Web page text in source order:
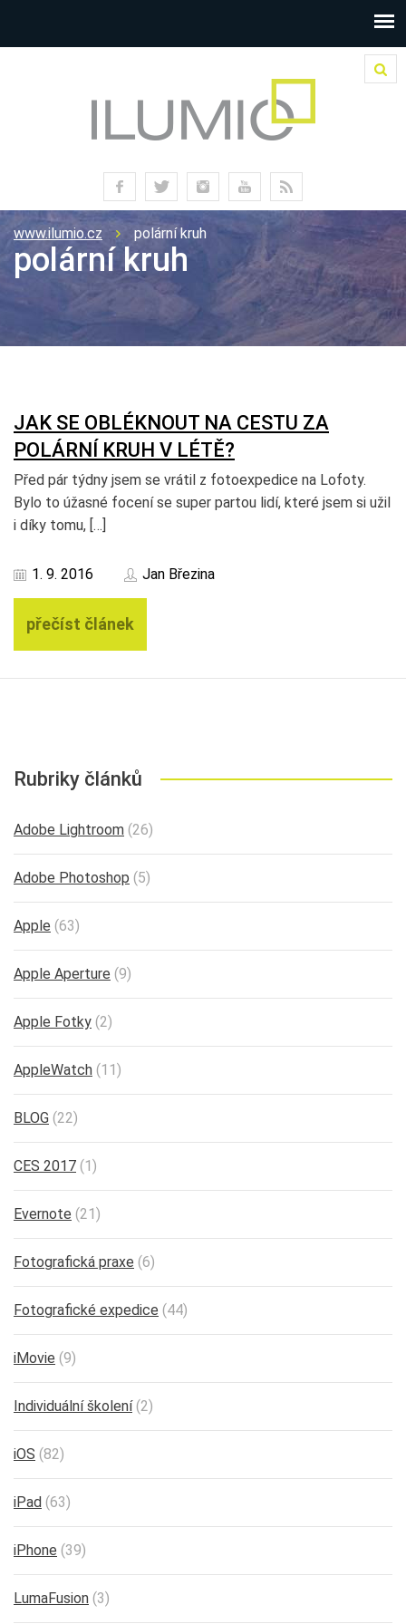
www.ilumio.cz polární kruh
polární kruh
JAK SE OBLÉKNOUT NA CESTU ZA
POLÁRNÍ KRUH V LÉTĚ?
Před pár týdny jsem se vrátil z fotoexpedice na Lofoty.
Bylo to úžasné focení se super partou lidí, které jsem si užil
i díky tomu, […]
1. 9. 2016 Jan Březina
přečíst článek
Rubriky článků
Adobe Lightroom (26)
Adobe Photoshop (5)
Apple (63)
Apple Aperture (9)
Apple Fotky (2)
AppleWatch (11)
BLOG (22)
CES 2017 (1)
Evernote (21)
Fotografická praxe (6)
Fotografické expedice (44)
iMovie (9)
Individuální školení(2)
iOS (82)
iPad (63)
iPhone (39)
LumaFusion (3)